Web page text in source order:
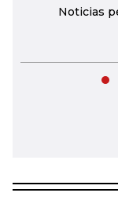
Noticias